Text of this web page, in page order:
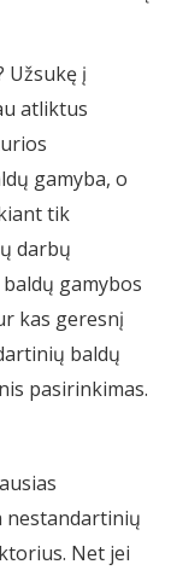
Užsukę į
atliktus
gamyba, o
tik
darbų
gamybos
kas geresnį
baldų
pasirinkimas.
nestandartinių
Net jei